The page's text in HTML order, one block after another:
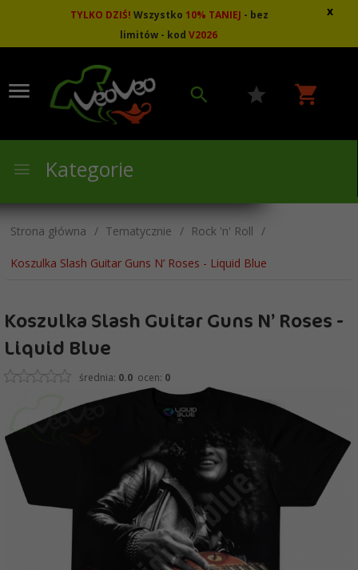
TYLKO DZIŚ! Wszystko10% TANIEJ - bez
limitów - kod V2026
x
Kategorie
Strona główna Tematycznie Rock 'n' Roll
Koszulka Slash Guitar Guns N’ Roses - Liquid Blue
Koszulka Slash Guitar Guns N’ Roses -
Liquid Blue
średnia: 0.0 ocen: 0